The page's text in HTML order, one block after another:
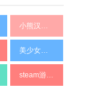
小熊汉化组
美少女养成
steam游戏修改器